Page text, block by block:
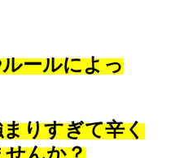
ールによっ
りすぎて辛く
せんか？